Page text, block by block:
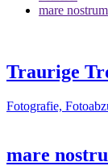
mare nostrum
Traurige
Fotografie,
mare